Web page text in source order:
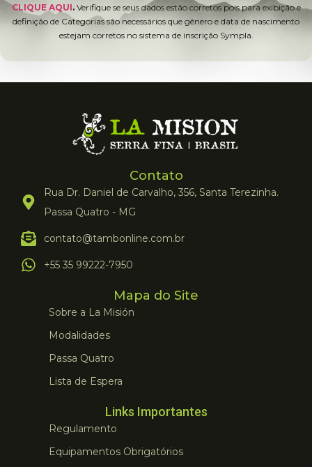
CLIQUE AQUI.Verifique se seus dados estão corretos pois para exibição e
definição de Categorias são necessários que gênero e data de nascimento
estejam corretos no sistema de inscrição Sympla.
Contato
Rua Dr. Daniel de Carvalho, 356, Santa Terezinha.
Passa Quatro - MG
contato@tambonline.com.br
+55 35 99222-7950
Mapa do Site
Sobre a La Misión
Modalidades
Passa Quatro
Lista de Espera
Links Importantes
Regulamento
Equipamentos Obrigatórios